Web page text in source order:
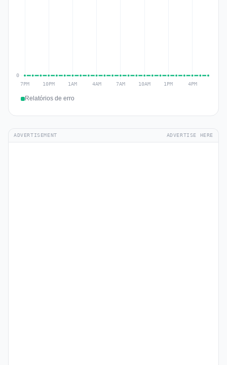
Relatórios de erro
ADVERTISEMENT ADVERTISE HERE